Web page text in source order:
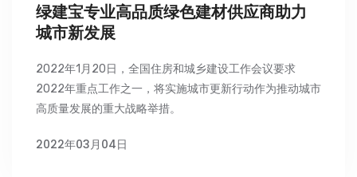
绿建宝专业高品质绿色建材供应商助力
城市新发展
2022年1月20日，全国住房和城乡建设工作会议要求
2022年重点工作之一，将实施城市更新行动作为推动城市
高质量发展的重大战略举措。
2022年03月04日